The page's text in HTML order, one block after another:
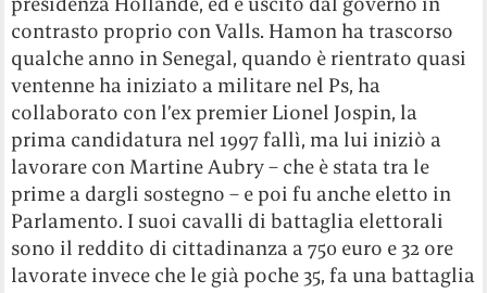
contrasto proprio con Valls. Hamon ha trascorso
qualche anno in Senegal, quando è rientrato quasi
ventenne ha iniziato a militare nel Ps, ha
collaborato con l’ex premier Lionel Jospin, la
prima candidatura nel 1997 fallì, ma lui iniziò a
lavorare con Martine Aubry – che è stata tra le
prime a dargli sostegno – e poi fu anche eletto in
Parlamento. I suoi cavalli di battaglia elettorali
sono il reddito di cittadinanza a 750 euro e 32 ore
lavorate invece che le già poche 35, fa una battaglia